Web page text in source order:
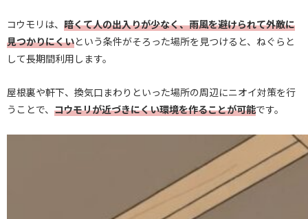
コウモリは、 暗くて人の出入りが少なく、雨風を避けられて外敵に
見つかりにくいという条件がそろった場所を見つけると、ねぐらと
して長期間利用します。
屋根裏や軒下、換気口まわりといった場所の周辺にニオイ対策を行
うことで、 コウモリが近づきにくい環境を作ることが可能です。